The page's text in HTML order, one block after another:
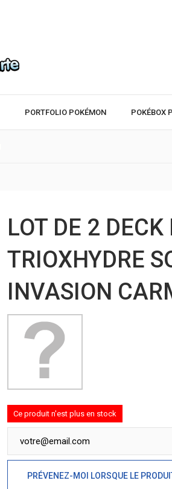
PORTFOLIO POKÉMON POKÉBOX
LOT DE 2
TRIOXHYDRE
INVASION
Ce produit n'est plus en stock
PRÉVENEZ-MOI LORSQUE LE